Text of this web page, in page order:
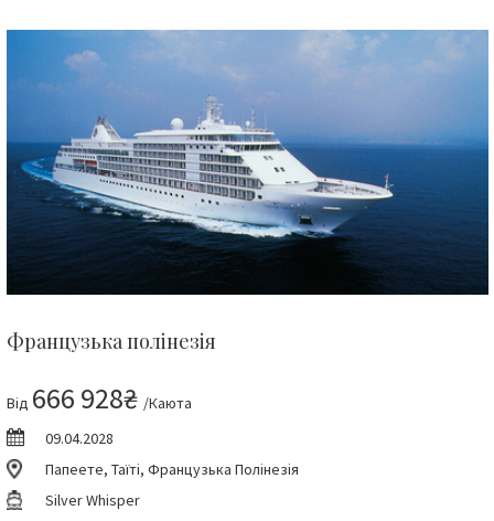
Французька полінезія
Від 666 928₴ /Каюта
09.04.2028
Папеете, Таїті, Французька Полінезія
Silver Whisper